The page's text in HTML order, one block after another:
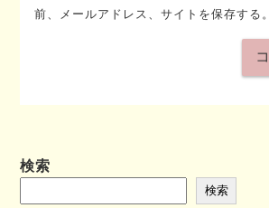
前、メールアドレス、サイトを保存する。
検索
検索